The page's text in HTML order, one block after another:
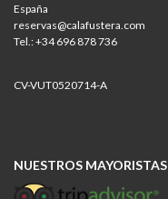
España
reservas@calafustera.com
Tel.: +34 696 878 736
CV-VUT0520714-A
NUESTROS MAYORISTAS